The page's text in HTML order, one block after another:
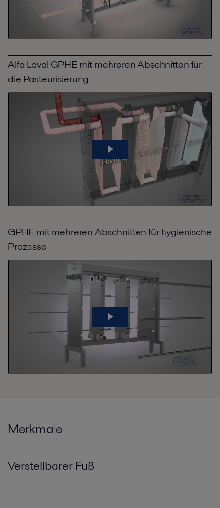
Alfa Laval GPHE mit mehreren Abschnitten für
die Pasteurisierung
GPHE mit mehreren Abschnitten für hygienische
Prozesse
Merkmale
Verstellbarer Fuß